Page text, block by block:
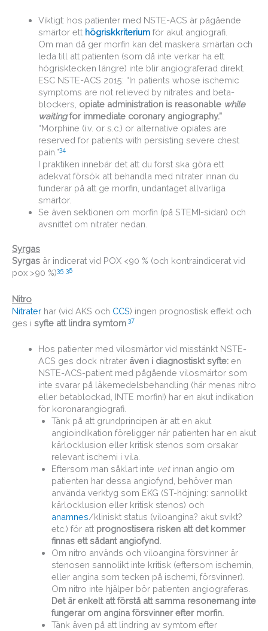
Viktigt: hos patienter med NSTE-ACS är pågående
smärtor ett högriskkriteriumför akut angiografi.
Om man då ger morfin kan det maskera smärtan och
leda till att patienten (som då inte verkar ha ett
högrisktecken längre) inte blir angiograferad direkt.
ESC NSTE-ACS 2015: “In patients whose ischemic
symptoms are not relieved by nitrates and beta-
blockers, opiate administration is reasonable while
waitingfor immediate coronary angiography.”
“Morphine (i.v. or s.c.) or alternative opiates are
reserved for patients with persisting severe chest
pain.”34
I praktiken innebär det att du först ska göra ett
adekvat försök att behandla med nitrater innan du
funderar på att ge morfin, undantaget allvarliga
smärtor.
Se även sektionen om morfin (på STEMI-sidan) och
avsnittet om nitrater nedan.
Syrgas
Syrgas är indicerat vid POX <90 % (och kontraindicerat vid
pox >90 %)35 36
Nitro
Nitrater har (vid AKS och CCS) ingen prognostisk effekt och
ges i syfte att lindra symtom 37
Hos patienter med vilosmärtor vid misstänkt NSTE-
ACS ges dock nitrater även i diagnostiskt syfte:en
NSTE-ACS-patient med pågående vilosmärtor som
inte svarar på läkemedelsbehandling (här menas nitro
eller betablockad, INTE morfin!) har en akut indikation
för koronarangiografi.
Tänk på att grundprincipen är att en akut
angioindikation föreligger när patienten har en akut
kärlocklusion eller kritisk stenos som orsakar
relevant ischemi i vila.
Eftersom man såklart inte vet innan angio om
patienten har dessa angiofynd, behöver man
använda verktyg som EKG (ST-höjning: sannolikt
kärlocklusion eller kritisk stenos) och
anamnes/kliniskt status (viloangina? akut svikt?
etc.) för att prognostisera risken att det kommer
finnas ett sådant angiofynd.
Om nitro används och viloangina försvinner är
stenosen sannolikt inte kritisk (eftersom ischemin,
eller angina som tecken på ischemi, försvinner).
Om nitro inte hjälper bör patienten angiograferas.
Det är enkelt att förstå att samma resonemang inte
fungerar om angina försvinner efter morfin.
Tänk även på att lindring av symtom efter